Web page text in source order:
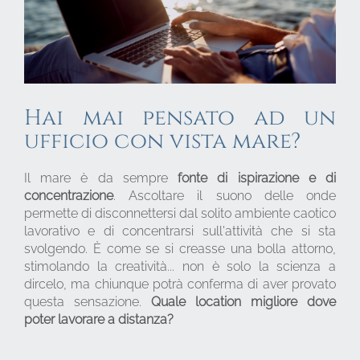
Hai mai pensato ad un
ufficio con vista mare?
Il mare è da semprefonte di ispirazione e di
concentrazione. Ascoltare il suono delle onde
permette di disconnettersi dal solito ambiente caotico
lavorativo e di concentrarsi sull'attività che si sta
svolgendo. È come se si creasse una bolla attorno,
stimolando la creatività... non è solo la scienza a
dircelo, ma chiunque potrà conferma di aver provato
questa sensazione. Quale location migliore dove
poter lavorare a distanza?